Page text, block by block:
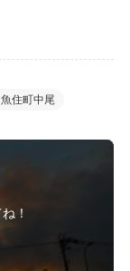
魚住町中尾
！